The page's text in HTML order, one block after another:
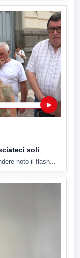
▶
soli
noto il flash...